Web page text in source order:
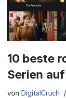
10 beste
Serien
von DigitalCruch